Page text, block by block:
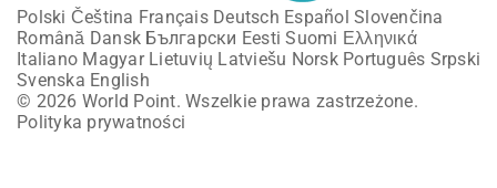
Polski Čeština Français Deutsch Español Slovenčina
Română Dansk Български Eesti Suomi Ελληνικά
Italiano Magyar Lietuvių Latviešu Norsk Português Srpski
Svenska English
© 2026 World Point. Wszelkie prawa zastrzeżone.
Polityka prywatności